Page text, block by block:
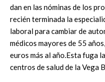
dan en las nóminas de los
recién terminada la
laboral para cambiar de
médicos mayores de 55
euros más al año.Esta fuga
centros de salud de la Vega